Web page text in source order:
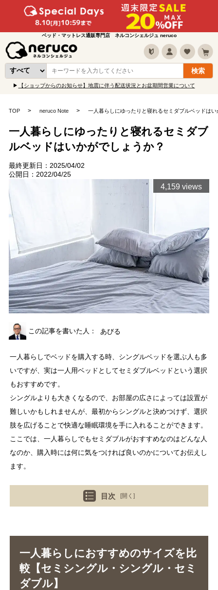
ベッド・マットレス通販専門店 ネルコンシェルジュ neruco
【ショップからのお知らせ】地震に伴う配送状況とお盆期間営業について
TOP neruco Note 一人暮らしにゆったりと寝れるセミダブルベッドは
一人暮らしにゆったりと寝れるセミダブ
ルベッドはいかがでしょうか？
最終更新日：2025/04/02
公開日：2022/04/25
4,159 views
この記事を書いた人： あびる
一人暮らしでベッドを購入する時、シングルベッドを選ぶ人も多
いですが、実は一人用ベッドとしてセミダブルベッドという選択
もおすすめです。
シングルよりも大きくなるので、お部屋の広さによっては設置が
難しいかもしれませんが、最初からシングルと決めつけず、選択
肢を広げることで快適な睡眠環境を手に入れることができます。
ここでは、一人暮らしでもセミダブルがおすすめなのはどんな人
なのか、購入時には何に気をつければ良いのかについてお伝えし
ます。
目次 [開く]
一人暮らしにおすすめのサイズを比
較【セミシングル・シングル・セミ
ダブル】